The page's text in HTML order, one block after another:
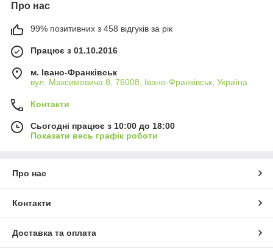
Про нас
99% позитивних з 458 відгуків за рік
Працює з 01.10.2016
м. Івано-Франківськ
вул. Максимовича 8, 76008, Івано-Франківськ, Україна
Контакти
Сьогодні працює з 10:00 до 18:00
Показати весь графік роботи
Про нас
Контакти
Доставка та оплата